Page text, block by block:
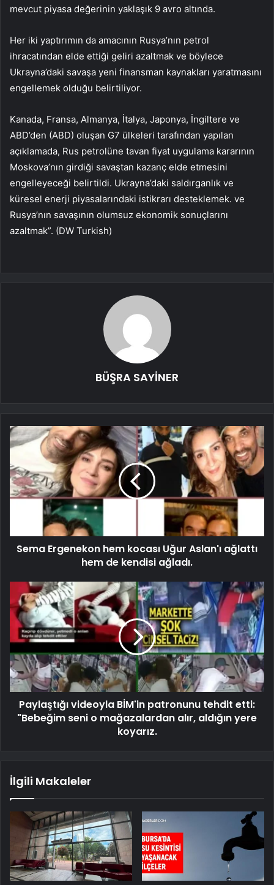
mevcut piyasa değerinin yaklaşık 9 avro altında.
Her iki yaptırımın da amacının Rusya’nın petrol
ihracatından elde ettiği geliri azaltmak ve böylece
Ukrayna’daki savaşa yeni finansman kaynakları yaratmasını
engellemek olduğu belirtiliyor.
Kanada, Fransa, Almanya, İtalya, Japonya, İngiltere ve
ABD’den (ABD) oluşan G7 ülkeleri tarafından yapılan
açıklamada, Rus petrolüne tavan fiyat uygulama kararının
Moskova’nın girdiği savaştan kazanç elde etmesini
engelleyeceği belirtildi. Ukrayna’daki saldırganlık ve
küresel enerji piyasalarındaki istikrarı desteklemek. ve
Rusya’nın savaşının olumsuz ekonomik sonuçlarını
azaltmak”. (DW Turkish)
BÜŞRA SAYİNER
Sema Ergenekon hem kocası Uğur Aslan'ı ağlattı
hem de kendisi ağladı.
Paylaştığı videoyla BİM'in patronunu tehdit etti:
"Bebeğim seni o mağazalardan alır, aldığın yere
koyarız.
İlgili Makaleler